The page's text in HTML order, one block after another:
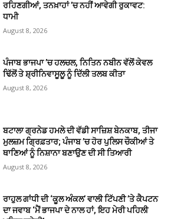
ਰਹਿਣਗੀਆਂ, ਤਨਖ਼ਾਹਾਂ ’ਚ ਨਹੀਂ ਆਵੇਗੀ ਰੁਕਾਵਟ:
ਧਾਮੀ
August 8, 2026
ਪੰਜਾਬ ਭਾਜਪਾ ’ਚ ਹਲਚਲ, ਨਿਤਿਨ ਨਬੀਨ ਵੱਲੋਂ ਕੇਵਲ
ਢਿੱਲੋਂ ਤੇ ਸ਼੍ਰੀਨਿਵਾਸੂਲੂ ਨੂੰ ਦਿੱਲੀ ਤਲਬ ਕੀਤਾ
August 8, 2026
ਬਟਾਲਾ ਗ੍ਰਨੇਡ ਹਮਲੇ ਦੀ ਵੱਡੀ ਸਾਜ਼ਿਸ਼ ਬੇਨਕਾਬ, ਤੀਜਾ
ਮੁਲਜ਼ਮ ਗ੍ਰਿਫ਼ਤਾਰ; ਪੰਜਾਬ ’ਚ ਹੋਰ ਪੁਲਿਸ ਚੌਕੀਆਂ ਤੇ
ਥਾਣਿਆਂ ਨੂੰ ਨਿਸ਼ਾਨਾ ਬਣਾਉਣ ਦੀ ਸੀ ਤਿਆਰੀ
August 8, 2026
ਰਾਹੁਲ ਗਾਂਧੀ ਦੀ ‘ਕੂਲ ਅੰਕਲ’ ਵਾਲੀ ਟਿੱਪਣੀ ’ਤੇ ਕੈਪਟਨ
ਦਾ ਜਵਾਬ ‘ਮੈਂ ਭਾਜਪਾ ਦੇ ਨਾਲ ਹਾਂ, ਇਹ ਮੇਰੀ ਪਹਿਲੀ